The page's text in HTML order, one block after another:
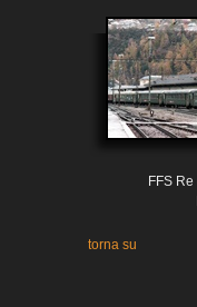
FFS
torna su